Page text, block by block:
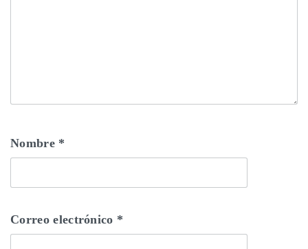
Nombre *
Correo electrónico *